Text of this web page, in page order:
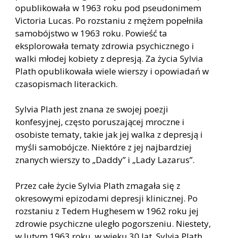
opublikowała w 1963 roku pod pseudonimem
Victoria Lucas. Po rozstaniu z mężem popełniła
samobójstwo w 1963 roku. Powieść ta
eksplorowała tematy zdrowia psychicznego i
walki młodej kobiety z depresją. Za życia Sylvia
Plath opublikowała wiele wierszy i opowiadań w
czasopismach literackich.
Sylvia Plath jest znana ze swojej poezji
konfesyjnej, często poruszającej mroczne i
osobiste tematy, takie jak jej walka z depresją i
myśli samobójcze. Niektóre z jej najbardziej
znanych wierszy to „Daddy” i „Lady Lazarus”.
Przez całe życie Sylvia Plath zmagała się z
okresowymi epizodami depresji klinicznej. Po
rozstaniu z Tedem Hughesem w 1962 roku jej
zdrowie psychiczne uległo pogorszeniu. Niestety,